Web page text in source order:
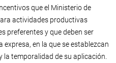
que el Ministerio de
actividades productivas
preferentes y que deben ser
en la que se establezcan
la temporalidad de su aplicación.